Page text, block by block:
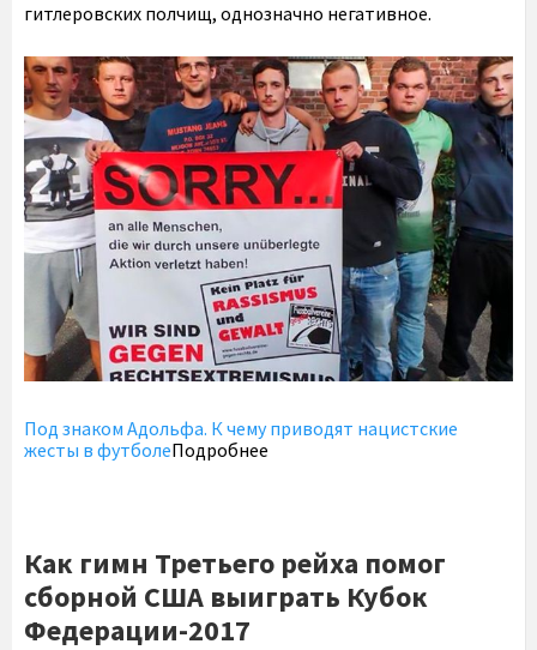
гитлеровских полчищ, однозначно негативное.
Под знаком Адольфа. К чему приводят нацистские
жесты в футболеПодробнее
Как гимн Третьего рейха помог
сборной США выиграть Кубок
Федерации-2017